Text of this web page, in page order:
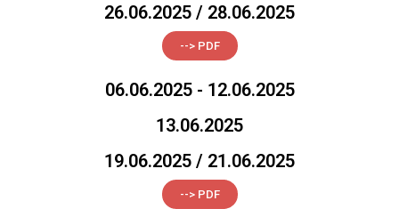
26.06.2025 / 28.06.2025
--> PDF
06.06.2025 - 12.06.2025
13.06.2025
19.06.2025 / 21.06.2025
--> PDF